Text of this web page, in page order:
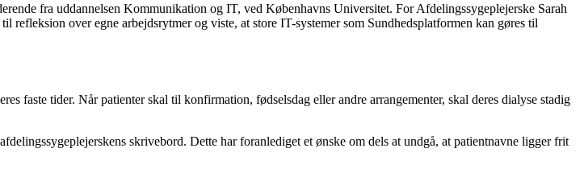
fra uddannelsen Kommunikation og IT, ved Københavns Universitet. For Afdelingssygeplejerske Sarah
over egne arbejdsrytmer og viste, at store IT-systemer som Sundhedsplatformen kan gøres til
faste tider. Når patienter skal til konfirmation, fødselsdag eller andre arrangementer, skal deres dialyse stadig
skrivebord. Dette har foranlediget et ønske om dels at undgå, at patientnavne ligger frit